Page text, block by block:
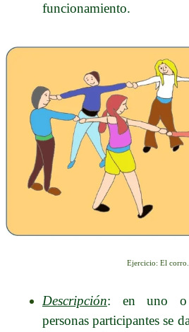
funcionamiento.
Ejercicio: El corro.
Descripción: en uno o
personas participantes se